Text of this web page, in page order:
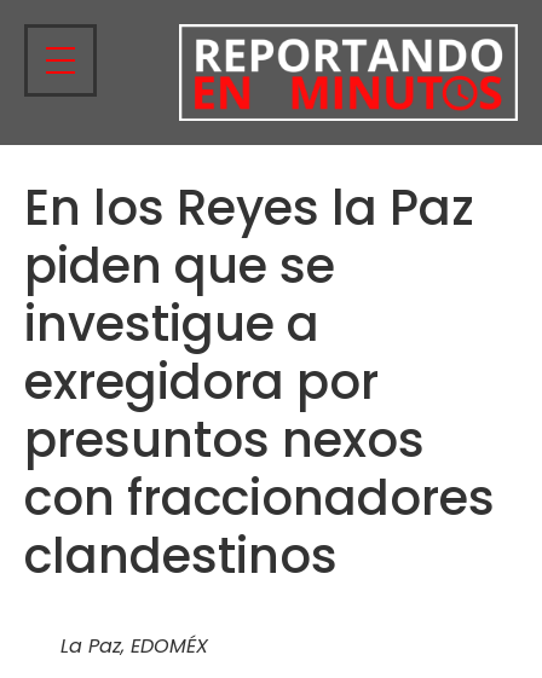
En los Reyes la Paz
piden que se
investigue a
exregidora por
presuntos nexos
con fraccionadores
clandestinos
La Paz, EDOMÉX